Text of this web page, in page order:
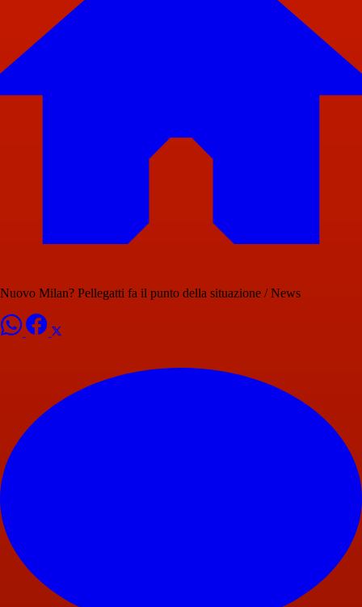
Nuovo Milan? Pellegatti fa il punto della situazione / News